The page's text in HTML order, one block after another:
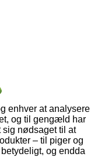
enhver at analysere
og til gengæld har
sig nødsaget til at
– til piger og
og endda